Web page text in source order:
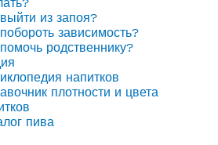
из запоя?
зависимость?
родственнику?
напитков
плотности и цвета
пива